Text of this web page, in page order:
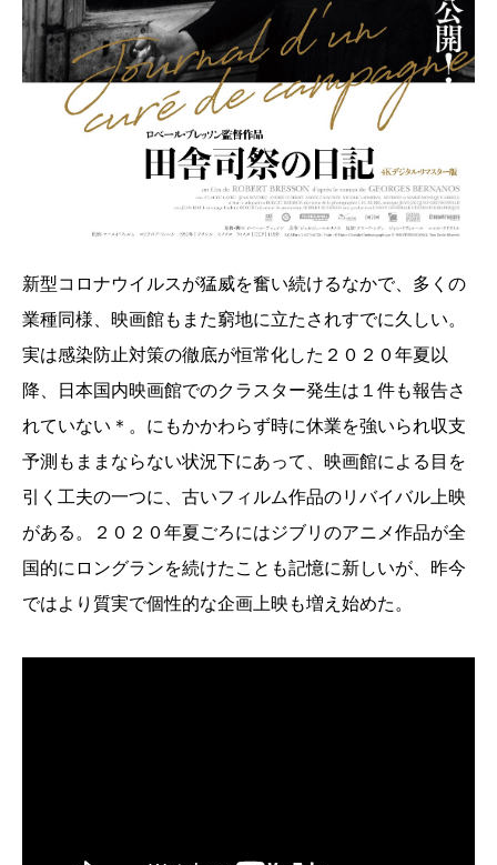
新型コロナウイルスが猛威を奮い続けるなかで、多くの
業種同様、映画館もまた窮地に立たされすでに久しい。
実は感染防止対策の徹底が恒常化した２０２０年夏以
降、日本国内映画館でのクラスター発生は１件も報告さ
れていない＊。にもかかわらず時に休業を強いられ収支
予測もままならない状況下にあって、映画館による目を
引く工夫の一つに、古いフィルム作品のリバイバル上映
がある。２０２０年夏ごろにはジブリのアニメ作品が全
国的にロングランを続けたことも記憶に新しいが、昨今
ではより質実で個性的な企画上映も増え始めた。